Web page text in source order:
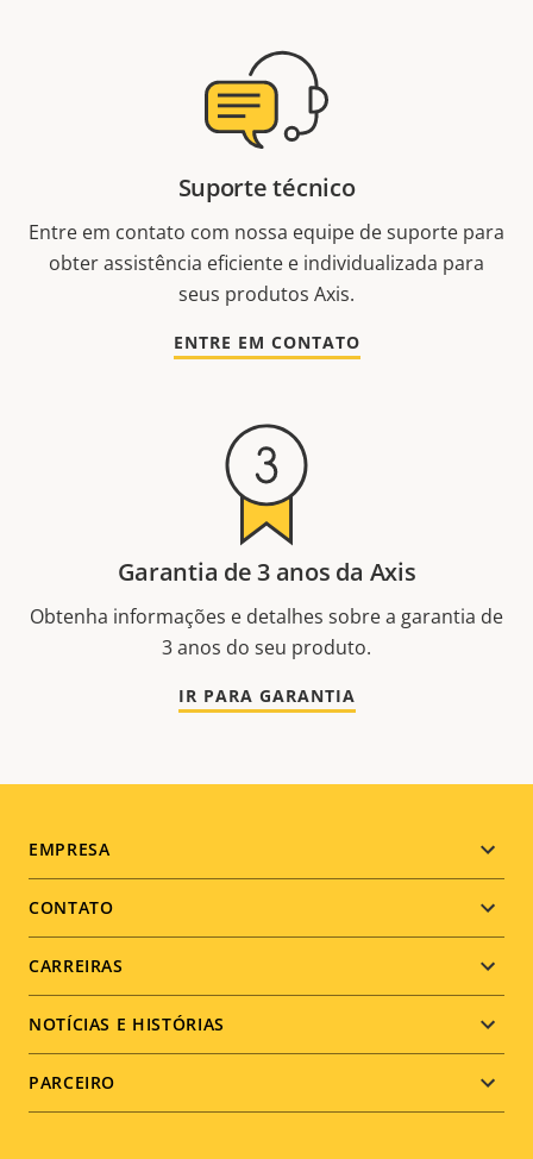
Suporte técnico
Entre em contato com nossa equipe de suporte para
obter assistência eficiente e individualizada para
seus produtos Axis.
ENTRE EM CONTATO
Garantia de 3 anos da Axis
Obtenha informações e detalhes sobre a garantia de
3 anos do seu produto.
IR PARA GARANTIA
Footer
menu
EMPRESA
CONTATO
CARREIRAS
NOTÍCIAS E HISTÓRIAS
PARCEIRO